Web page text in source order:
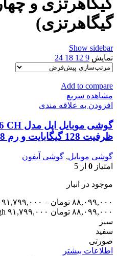
گیگاهرتزی)
Show sidebar
نمایش 9
12
18
24
Add to compare
مشاهده سریع
افزودن به علاقه مندی
ظرفیت 128 گیگابایت و رم 8 گیگابایت
گوشی موبایل, گوشی آیفون
امتیاز 0 از 5
موجود در انبار
۸۸,۰۹۹,۰۰۰ تومان – ۹۱,۷۹۹,۰۰۰
۸۸,۰۹۹,۰۰۰ تومان through ۹۱,۷۹۹,۰۰۰ تومان
سبز
سفید
صورتی
اطلاعات بیشتر